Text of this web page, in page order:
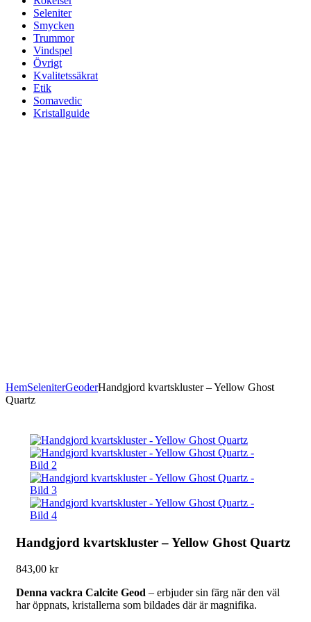
Seleniter
Smycken
Trummor
Vindspel
Övrigt
Kvalitetssäkrat
Etik
Somavedic
Kristallguide
HemSeleniterGeoderHandgjord kvartskluster – Yellow Ghost
Quartz
Handgjord kvartskluster – Yellow Ghost Quartz
843,00 kr
Denna vackra Calcite Geod – erbjuder sin färg när den väl
har öppnats, kristallerna som bildades där är magnifika.